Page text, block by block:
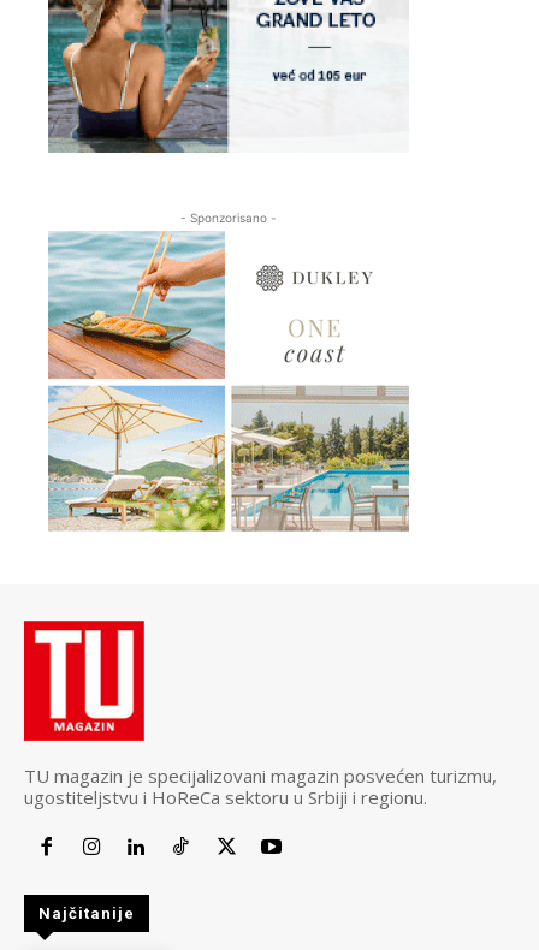
- Sponzorisano -
TU magazin je specijalizovani magazin posvećen turizmu,
ugostiteljstvu i HoReCa sektoru u Srbiji i regionu.
Najčitanije